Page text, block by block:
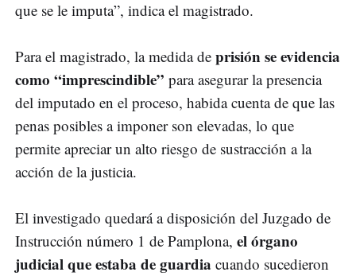
que se le imputa”, indica el magistrado.
Para el magistrado, la medida de prisión se evidencia
como “imprescindible” para asegurar la presencia
del imputado en el proceso, habida cuenta de que las
penas posibles a imponer son elevadas, lo que
permite apreciar un alto riesgo de sustracción a la
acción de la justicia.
El investigado quedará a disposición del Juzgado de
Instrucción número 1 de Pamplona, el órgano
judicial que estaba de guardia cuando sucedieron